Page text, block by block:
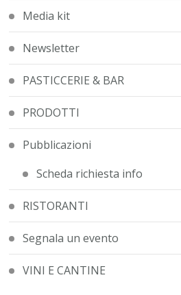
Media kit
Newsletter
PASTICCERIE & BAR
PRODOTTI
Pubblicazioni
Scheda richiesta info
RISTORANTI
Segnala un evento
VINI E CANTINE